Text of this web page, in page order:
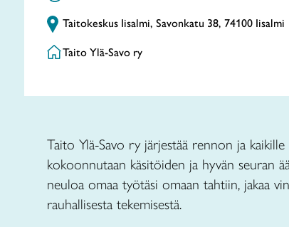
Taitokeskus Iisalmi, Savonkatu 38, 74100 Iisalmi
Taito Ylä-Savo ry
Taito Ylä-Savo ry järjestää rennon ja
kokoonnutaan käsitöiden ja hyvän seuran
neuloa omaa työtäsi omaan tahtiin, jakaa
rauhallisesta tekemisestä.